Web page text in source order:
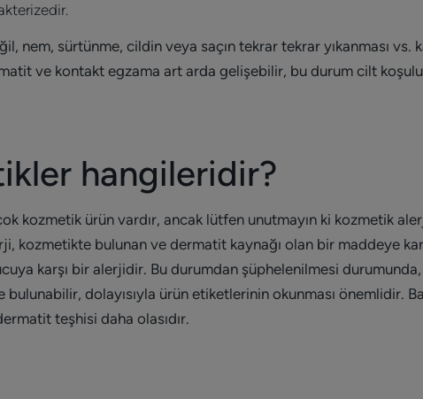
nem, sürtünme, cildin veya saçın tekrar tekrar yıkanması vs.
ve kontakt egzama art arda gelişebilir, bu durum cilt
hangileridir?
kozmetik ürün vardır, ancak lütfen unutmayın ki kozmetik
kozmetikte bulunan ve dermatit kaynağı olan bir maddeye
karşı bir alerjidir. Bu durumdan şüphelenilmesi
dolayısıyla ürün etiketlerinin okunması önemlidir.
teşhisi daha olasıdır.